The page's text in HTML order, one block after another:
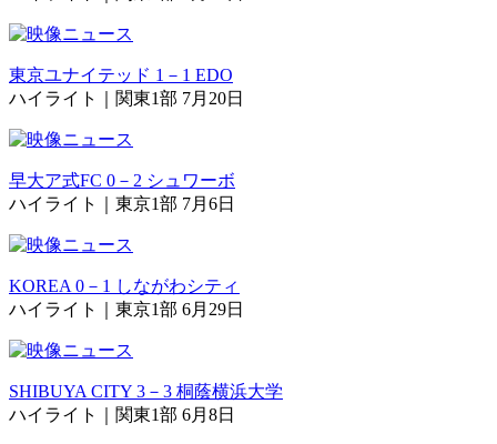
東京ユナイテッド 1－1 EDO
ハイライト｜関東1部 7月20日
早大ア式FC 0－2 シュワーボ
ハイライト｜東京1部 7月6日
KOREA 0－1 しながわシティ
ハイライト｜東京1部 6月29日
SHIBUYA CITY 3－3 桐蔭横浜大学
ハイライト｜関東1部 6月8日